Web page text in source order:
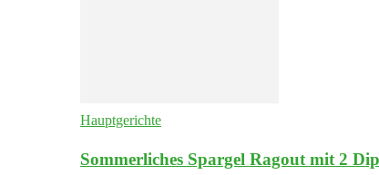
Hauptgerichte
Sommerliches Spargel Ragout mit 2